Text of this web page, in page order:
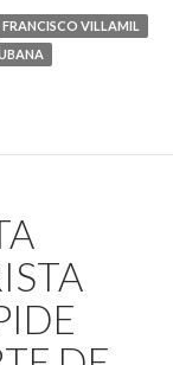
FRANCISCO VILLAMIL